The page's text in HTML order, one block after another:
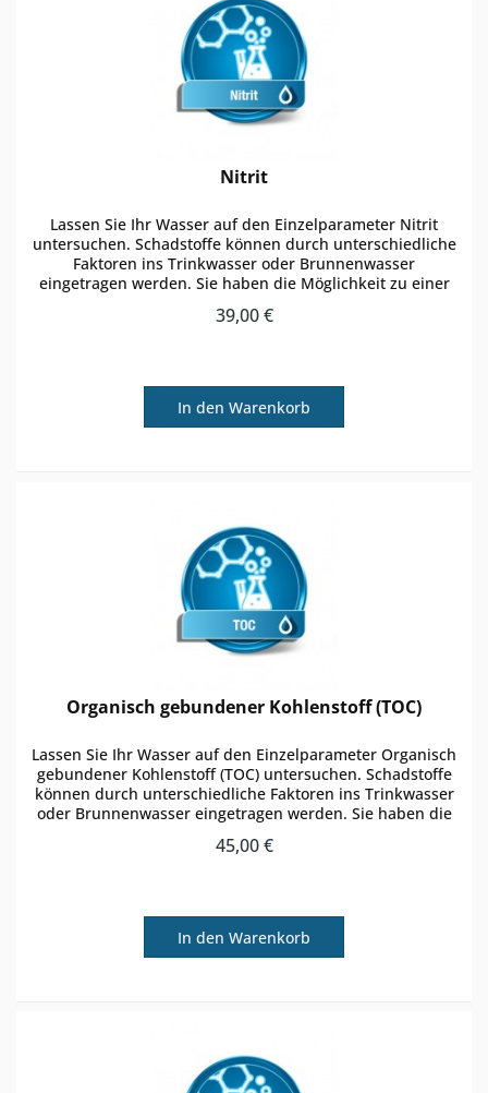
Nitrit
Lassen Sie Ihr Wasser auf den Einzelparameter Nitrit
untersuchen. Schadstoffe können durch unterschiedliche
Faktoren ins Trinkwasser oder Brunnenwasser
eingetragen werden. Sie haben die Möglichkeit zu einer
39,00 €
In den Warenkorb
Organisch gebundener Kohlenstoff (TOC)
Lassen Sie Ihr Wasser auf den Einzelparameter Organisch
gebundener Kohlenstoff (TOC) untersuchen. Schadstoffe
können durch unterschiedliche Faktoren ins Trinkwasser
oder Brunnenwasser eingetragen werden. Sie haben die
45,00 €
In den Warenkorb